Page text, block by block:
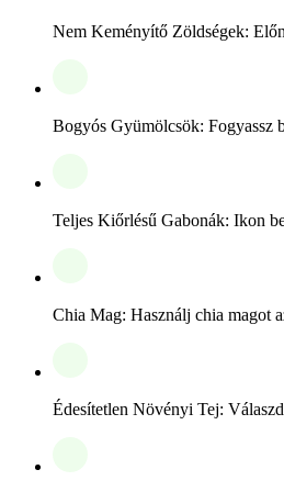
Nem Keményítő Zöldségek:
Bogyós Gyümölcsök: Fogyassz
Teljes Kiőrlésű Gabonák: Ikon
Chia Mag: Használj chia magot
Édesítetlen Növényi Tej: